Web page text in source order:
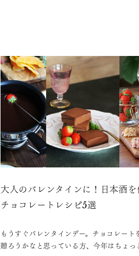
大人のバレンタインに！日本酒を
チョコレートレシピ5選
もうすぐバレンタインデー。チョコレート
贈ろうかなと思っている方、今年はちょっ